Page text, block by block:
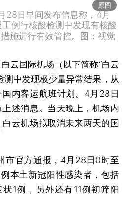
原图
28日早间发布信息称，4月
例行核酸检测中发现有核酸
施进行有效管控。图：视觉
白云国际机场（以下简称“白云
测中发现极少量异常结果，从
内客运航班计划。4月28日
述消息。当天晚上，机场内
云机场拟取消未来两天的国
官方通报，4月28日0时至
本土新冠阳性感染者，包括
1例，另外还有11例初筛阳